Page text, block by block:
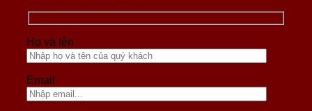
Họ và tên
Email